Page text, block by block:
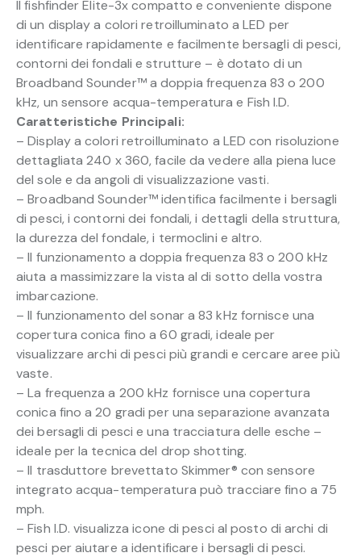
Il fishfinder Elite-3x compatto e conveniente dispone
di un display a colori retroilluminato a LED per
identificare rapidamente e facilmente bersagli di pesci,
contorni dei fondali e strutture – è dotato di un
Broadband Sounder™ a doppia frequenza 83 o 200
kHz, un sensore acqua-temperatura e Fish I.D.
Caratteristiche Principali:
– Display a colori retroilluminato a LED con risoluzione
dettagliata 240 x 360, facile da vedere alla piena luce
del sole e da angoli di visualizzazione vasti.
– Broadband Sounder™ identifica facilmente i bersagli
di pesci, i contorni dei fondali, i dettagli della struttura,
la durezza del fondale, i termoclini e altro.
– Il funzionamento a doppia frequenza 83 o 200 kHz
aiuta a massimizzare la vista al di sotto della vostra
imbarcazione.
– Il funzionamento del sonar a 83 kHz fornisce una
copertura conica fino a 60 gradi, ideale per
visualizzare archi di pesci più grandi e cercare aree più
vaste.
– La frequenza a 200 kHz fornisce una copertura
conica fino a 20 gradi per una separazione avanzata
dei bersagli di pesci e una tracciatura delle esche –
ideale per la tecnica del drop shotting.
– Il trasduttore brevettato Skimmer® con sensore
integrato acqua-temperatura può tracciare fino a 75
mph.
– Fish I.D. visualizza icone di pesci al posto di archi di
pesci per aiutare a identificare i bersagli di pesci.